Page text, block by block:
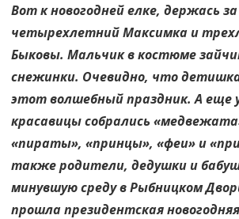
Вот к новогодней елке, держась
четырехлетний Максимка и
Быковы. Мальчик в костюме
снежинки. Очевидно, что
этот волшебный праздник. А еще
красавицы собрались
«пираты», «принцы», «феи» и
также родители, дедушки и
минувшую среду в Рыбницком
прошла президентская